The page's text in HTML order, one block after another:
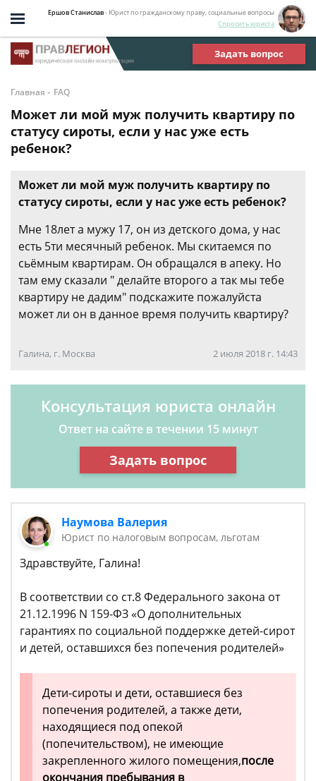
Ершов Станислав- Юрист по гражданскому праву, социальные вопросы
Спросить юриста
Задать вопрос
Главная - FAQ
Может ли мой муж получить квартиру по
статусу сироты, если у нас уже есть
ребенок?
Может ли мой муж получить квартиру по
статусу сироты, если у нас уже есть ребенок?
Мне 18лет а мужу 17, он из детского дома, у нас
есть 5ти месячный ребенок. Мы скитаемся по
сьёмным квартирам. Он обращался в апеку. Но
там ему сказали " делайте второго а так мы тебе
квартиру не дадим" подскажите пожалуйста
может ли он в данное время получить квартиру?
Галина, г. Москва 2 июля 2018 г. 14:43
Консультация юриста онлайн
Ответ на сайте в течении 15 минут
Задать вопрос
Наумова Валерия
Юрист по налоговым вопросам, льготам
Здравствуйте, Галина!
В соответствии со ст.8 Федерального закона от
21.12.1996 N 159-ФЗ «О дополнительных
гарантиях по социальной поддержке детей-сирот
и детей, оставшихся без попечения родителей»
Дети-сироты и дети, оставшиеся без
попечения родителей, а также дети,
находящиеся под опекой
(попечительством), не имеющие
закрепленного жилого помещения,после
окончания пребывания в